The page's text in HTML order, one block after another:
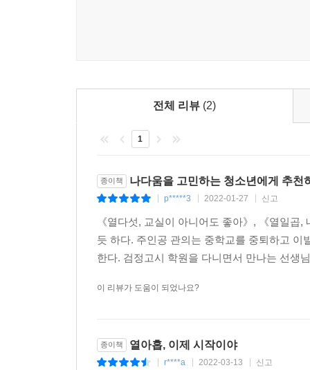
전체 리뷰 (2)
1
종이책 나다움을 고민하는 청소년에게 추천
p*****3 2022-01-27 신고
《열다섯, 교실이 아니어도 좋아》, 《열일
듯 하다. 주인공 관의는 중학교를 중퇴하고
한다. 검정고시 학원을 다니면서 만나는 선생
이 리뷰가 도움이 되었나요?
종이책 열아홉, 이제 시작이야
r****a 2022-03-13 신고